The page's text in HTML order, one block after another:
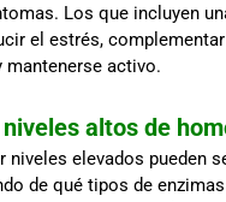
Los que incluyen
el estrés,
mantenerse activo.
altos de
niveles elevados pueden
de qué tipos de